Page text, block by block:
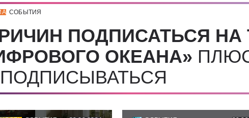
СОБЫТИЯ
ПОДПИСАТЬСЯ НА
ОКЕАНА»